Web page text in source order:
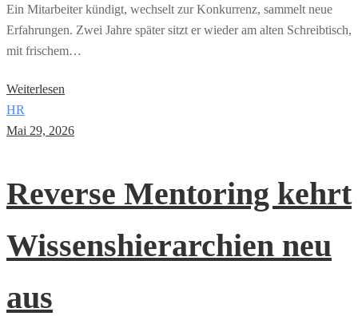
Ein Mitarbeiter kündigt, wechselt zur Konkurrenz, sammelt neue
Erfahrungen. Zwei Jahre später sitzt er wieder am alten Schreibtisch,
mit frischem…
Weiterlesen
HR
Mai 29, 2026
Reverse Mentoring kehrt
Wissenshierarchien neu
aus